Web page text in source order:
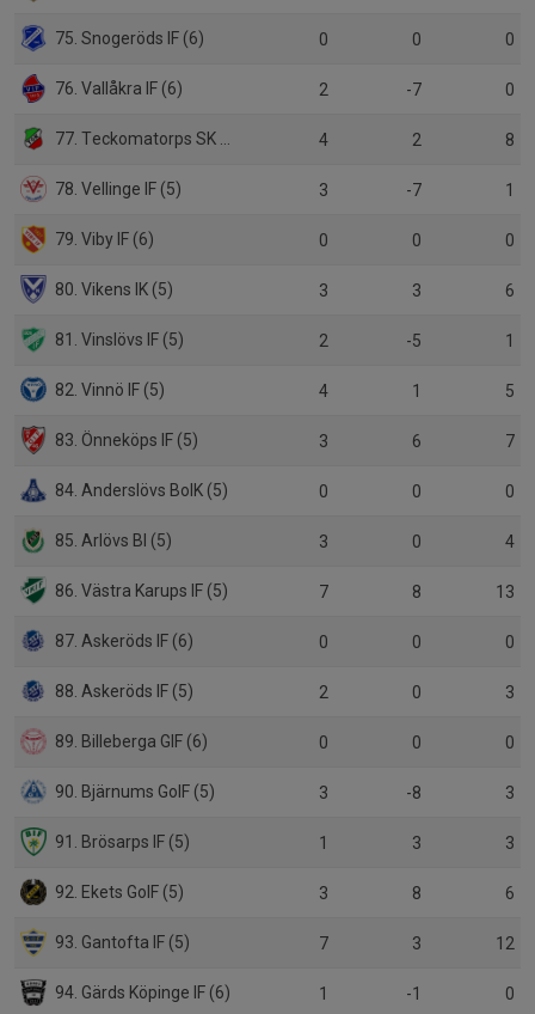
75. Snogeröds IF (6) 0 0 0
76. Vallåkra IF (6) 2 -7 0
77. Teckomatorps SK (5) 4 2 8
78. Vellinge IF (5) 3 -7 1
79. Viby IF (6) 0 0 0
80. Vikens IK (5) 3 3 6
81. Vinslövs IF (5) 2 -5 1
82. Vinnö IF (5) 4 1 5
83. Önneköps IF (5) 3 6 7
84. Anderslövs BoIK (5) 0 0 0
85. Arlövs BI (5) 3 0 4
86. Västra Karups IF (5) 7 8 13
87. Askeröds IF (6) 0 0 0
88. Askeröds IF (5) 2 0 3
89. Billeberga GIF (6) 0 0 0
90. Bjärnums GoIF (5) 3 -8 3
91. Brösarps IF (5) 1 3 3
92. Ekets GoIF (5) 3 8 6
93. Gantofta IF (5) 7 3 12
94. Gärds Köpinge IF (6) 1 -1 0